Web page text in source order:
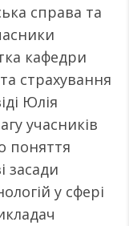
справа та
кафедри
страхування
Юлія
учасників
поняття
засади
у сфері